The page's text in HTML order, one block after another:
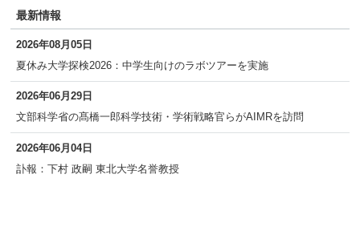
最新情報
2026年08月05日
夏休み大学探検2026：中学生向けのラボツアーを実施
2026年06月29日
文部科学省の髙橋一郎科学技術・学術戦略官らがAIMRを訪問
2026年06月04日
訃報：下村 政嗣 東北大学名誉教授